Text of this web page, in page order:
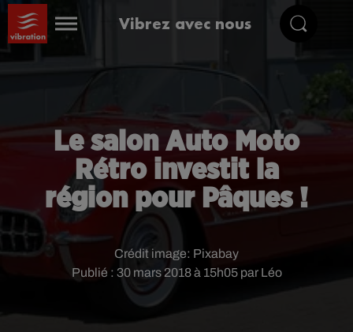
Vibrez avec nous
Le salon Auto Moto
Rétro investit la
région pour Pâques !
Publié : 30 mars 2018 à 15h05 par Léo
Crédit image: Pixabay